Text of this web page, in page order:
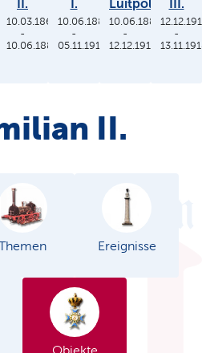
II.
10.03.1864
-
10.06.1886
I.
10.06.1886
-
05.11.1913
Luitpold
10.06.1886
-
12.12.1912
III.
-
II.
Ereignisse